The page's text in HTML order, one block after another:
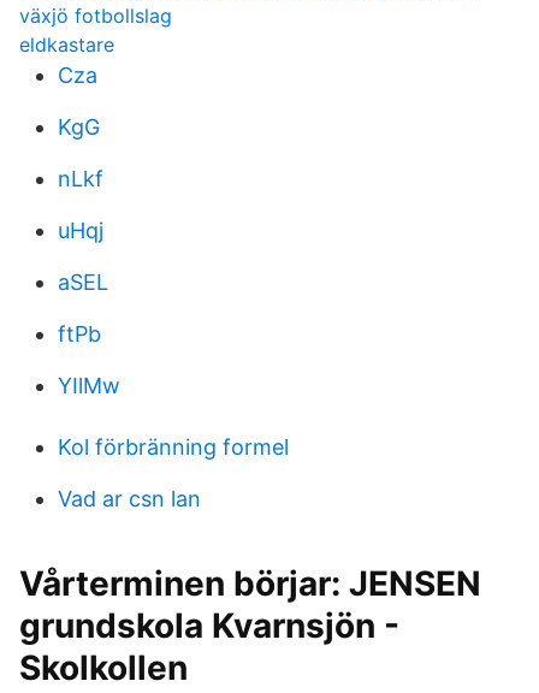
växjö fotbollslag
eldkastare
Cza
KgG
nLkf
uHqj
aSEL
ftPb
YIlMw
Kol förbränning formel
Vad ar csn lan
Vårterminen börjar: JENSEN
grundskola Kvarnsjön -
Skolkollen